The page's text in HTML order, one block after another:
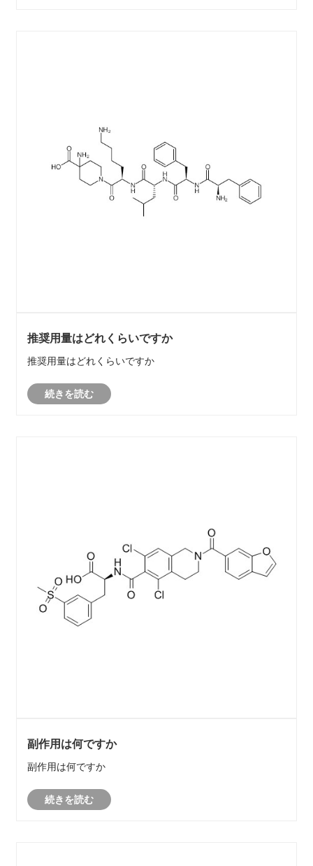
推奨用量はどれくらいですか
推奨用量はどれくらいですか
続きを読む
副作用は何ですか
副作用は何ですか
続きを読む